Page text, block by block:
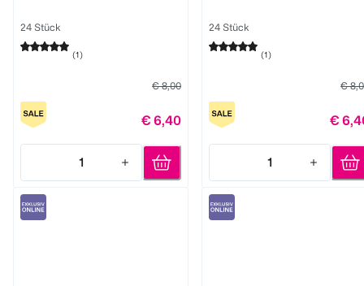
24 Stück
(1)
€ 8,00
€ 6,40
1
Quantity: 1
24 Stück
(1)
€
€
1
Quantity: 1